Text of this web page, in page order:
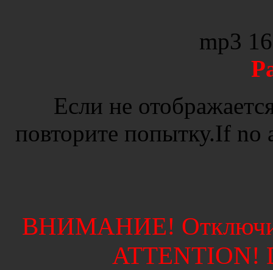
mp3
Если не
повторите попытку.If
ВНИМАНИЕ!
ATTENTION!